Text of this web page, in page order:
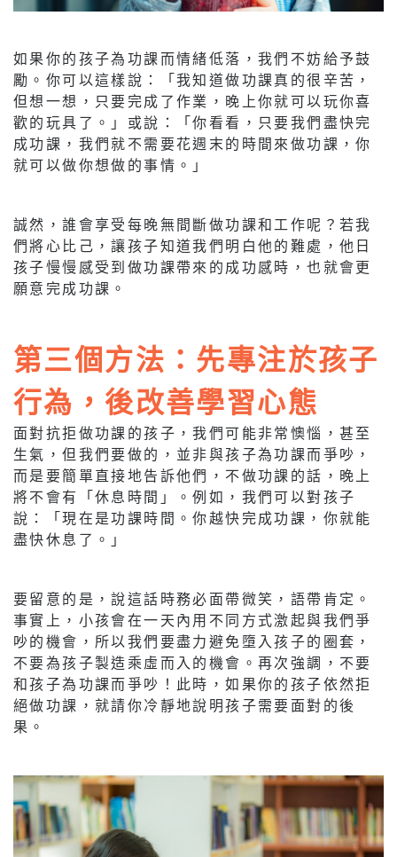
如果你的孩子為功課而情緒低落，我們不妨給予鼓
勵。你可以這樣說：「我知道做功課真的很辛苦，
但想一想，只要完成了作業，晚上你就可以玩你喜
歡的玩具了。」或說：「你看看，只要我們盡快完
成功課，我們就不需要花週末的時間來做功課，你
就可以做你想做的事情。」
誠然，誰會享受每晚無間斷做功課和工作呢？若我
們將心比己，讓孩子知道我們明白他的難處，他日
孩子慢慢感受到做功課帶來的成功感時，也就會更
願意完成功課。
第三個方法：先專注於孩子
行為，後改善學習心態
面對抗拒做功課的孩子，我們可能非常懊惱，甚至
生氣，但我們要做的，並非與孩子為功課而爭吵，
而是要簡單直接地告訴他們，不做功課的話，晚上
將不會有「休息時間」。例如，我們可以對孩子
說：「現在是功課時間。你越快完成功課，你就能
盡快休息了。」
要留意的是，說這話時務必面帶微笑，語帶肯定。
事實上，小孩會在一天內用不同方式激起與我們爭
吵的機會，所以我們要盡力避免墮入孩子的圈套，
不要為孩子製造乘虛而入的機會。再次強調，不要
和孩子為功課而爭吵！此時，如果你的孩子依然拒
絕做功課，就請你冷靜地說明孩子需要面對的後
果。